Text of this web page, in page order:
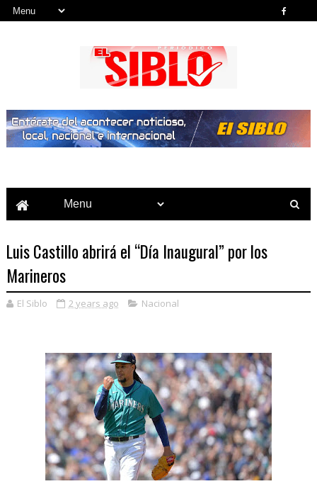
Luis Castillo abrirá el “Día Inaugural” por los
Marineros
El Siblo 2 years ago Nacional